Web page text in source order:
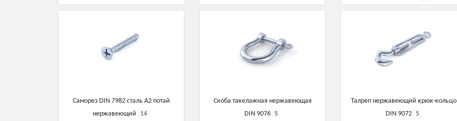
Саморез DIN 7982 сталь А2 потай
нержавеющий
14
Скоба такелажная нержавеющая
DIN 9076
5
Талреп нержавеющий крюк-кольцо
DIN 9072
5